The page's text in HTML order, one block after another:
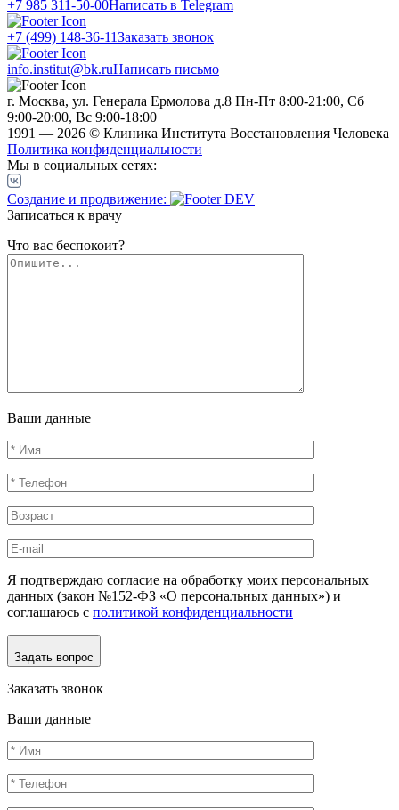
+7 985 311-50-00Написать в Telegram
+7 (499) 148-36-11Заказать звонок
info.institut@bk.ruНаписать письмо
г. Москва, ул. Генерала Ермолова д.8 Пн-Пт 8:00-21:00, Сб
9:00-20:00, Вс 9:00-18:00
1991 — 2026 © Клиника Института Восстановления Человека
Политика конфиденциальности
Мы в социальных сетях:
Создание и продвижение:
Записаться к врачу
Что вас беспокоит?
Ваши данные
Я подтверждаю согласие на обработку моих персональных
данных (закон №152-ФЗ «О персональных данных») и
соглашаюсь с политикой конфиденциальности
Задать вопрос
Заказать звонок
Ваши данные